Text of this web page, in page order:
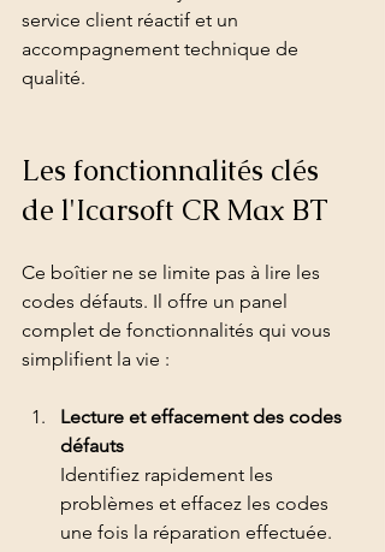
service client réactif et un
accompagnement technique de
qualité.
Les fonctionnalités clés
de l'Icarsoft CR Max BT
Ce boîtier ne se limite pas à lire les
codes défauts. Il offre un panel
complet de fonctionnalités qui vous
simplifient la vie :
Lecture et effacement des codes
défauts
Identifiez rapidement les
problèmes et effacez les codes
une fois la réparation effectuée.